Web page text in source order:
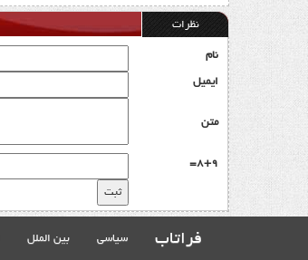
نظرات
نام
ایمیل
متن
8+9=
فراتاب سیاسی بین الملل